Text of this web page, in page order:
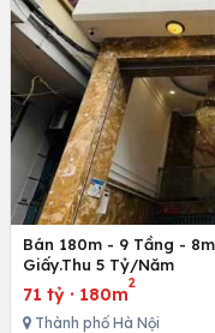
Bán 180m - 9 Tầng -
Giấy.Thu 5 Tỷ/Năm
71 tỷ · 180m
2
Thành phố Hà Nội